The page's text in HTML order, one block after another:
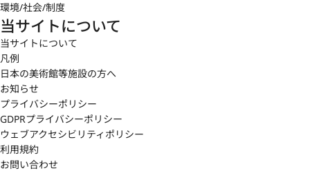
環境/社会/制度
当サイトについて
当サイトについて
凡例
日本の美術館等施設の方へ
お知らせ
プライバシーポリシー
GDPRプライバシーポリシー
ウェブアクセシビリティポリシー
利用規約
お問い合わせ